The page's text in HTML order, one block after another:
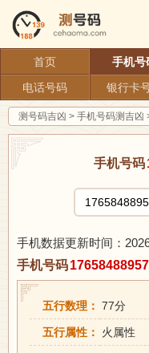
首页 手机号
电话号码
银行卡
测号码吉凶 > 手机号码测吉凶
手机号码
手机数据更新时间：
手机号码17658488957
五行数理： 77分
五行属性： 火属性